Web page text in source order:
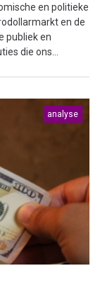
en politieke
en de
publiek en
die ons...
analyse